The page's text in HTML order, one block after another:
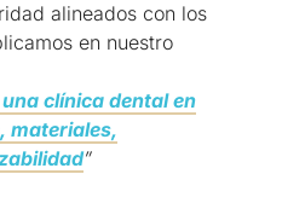
alineados con los
en nuestro
clínica dental en
materiales,
”